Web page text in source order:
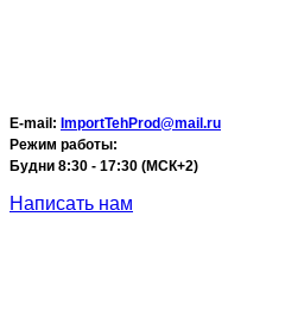
E-mail: ImportTehProd@mail.ru
Режим работы:
Будни 8:30 - 17:30 (МСК+2)
Написать нам